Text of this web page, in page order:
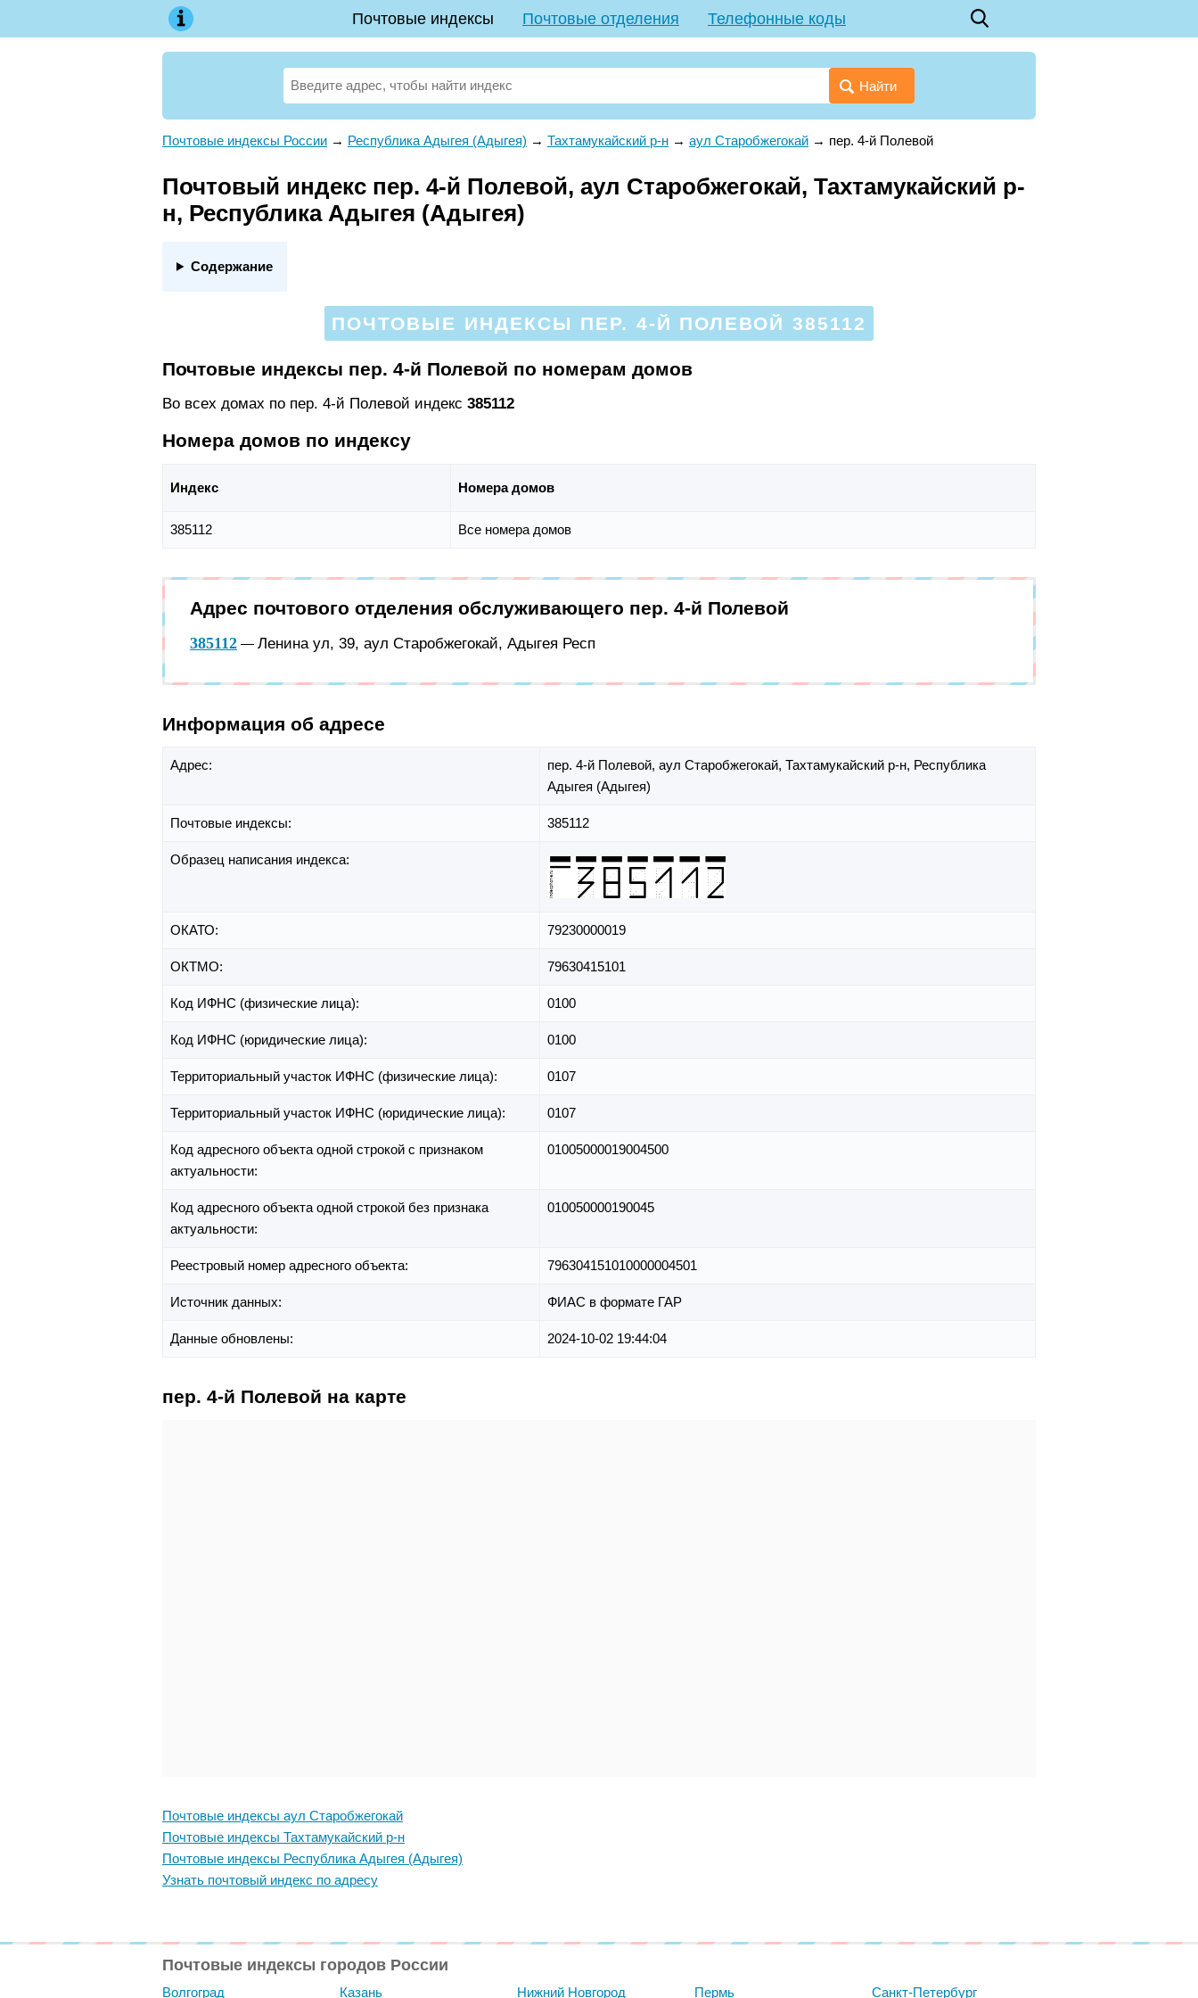
Почтовые индексы Почтовые отделения Телефонные коды
Найти
Почтовые индексы России → Республика Адыгея (Адыгея) → Тахтамукайский р-н → аул Старобжегокай → пер. 4-й Полевой
Почтовый индекс пер. 4-й Полевой, аул Старобжегокай, Тахтамукайский р-
н, Республика Адыгея (Адыгея)
Содержание
ПОЧТОВЫЕ ИНДЕКСЫ ПЕР. 4-Й ПОЛЕВОЙ 385112
Почтовые индексы пер. 4-й Полевой по номерам домов
Во всех домах по пер. 4-й Полевой индекс 385112
Номера домов по индексу
Индекс Номера домов
385112 Все номера домов
Адрес почтового отделения обслуживающего пер. 4-й Полевой
385112 — Ленина ул, 39, аул Старобжегокай, Адыгея Респ
Информация об адресе
Адрес: пер. 4-й Полевой, аул Старобжегокай, Тахтамукайский р-н, Республика
Адыгея (Адыгея)
Почтовые индексы: 385112
Образец написания индекса:
ОКАТО: 79230000019
ОКТМО: 79630415101
Код ИФНС (физические лица): 0100
Код ИФНС (юридические лица): 0100
Территориальный участок ИФНС (физические лица): 0107
Территориальный участок ИФНС (юридические лица): 0107
Код адресного объекта одной строкой с признаком
актуальности:
01005000019004500
Код адресного объекта одной строкой без признака
актуальности:
010050000190045
Реестровый номер адресного объекта: 796304151010000004501
Источник данных: ФИАС в формате ГАР
Данные обновлены: 2024-10-02 19:44:04
пер. 4-й Полевой на карте
Почтовые индексы аул Старобжегокай
Почтовые индексы Тахтамукайский р-н
Почтовые индексы Республика Адыгея (Адыгея)
Узнать почтовый индекс по адресу
Почтовые индексы городов России
Волгоград Казань Нижний Новгород Пермь Санкт-Петербург